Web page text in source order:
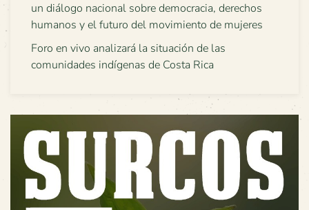
un diálogo nacional sobre democracia, derechos
humanos y el futuro del movimiento de mujeres
Foro en vivo analizará la situación de las
comunidades indígenas de Costa Rica